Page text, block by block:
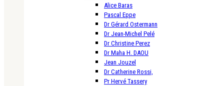
Alice Baras
Pascal Eppe
Dr Gérard Ostermann
Dr Jean-Michel Pelé
Dr Christine Perez
Dr Maha H. DAOU
Jean Jouzel
Dr Catherine Rossi,
Pr Hervé Tassery